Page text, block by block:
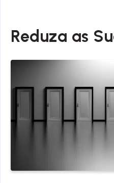
Reduza as